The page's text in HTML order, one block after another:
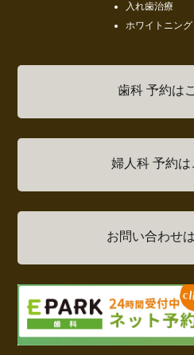
入れ歯治療
ホワイトニング
歯科 予約は
婦人科 予約
お問い合わせ